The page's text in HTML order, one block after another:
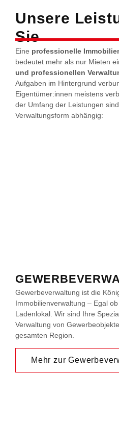
Unsere
Sie
Eine professionelle
bedeutet mehr als nur Mieten
und professionellen
Aufgaben im Hintergrund
Eigentümer:innen meistens
der Umfang der Leistungen
Verwaltungsform abhängig:
Gewerbeverwaltung ist die
Immobilienverwaltung – Egal
Ladenlokal. Wir sind Ihre
Verwaltung von
gesamten Region.
Mehr zur